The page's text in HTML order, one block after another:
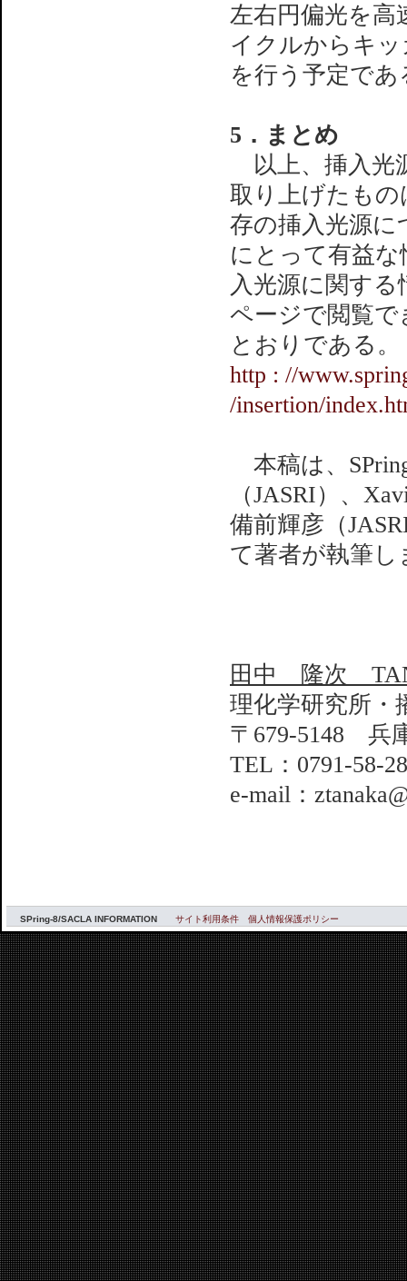
左右円偏光を高
イクルからキ
を行う予定であ
5．まとめ
以上、挿入光
取り上げたもの
存の挿入光源
にとって有益
入光源に関する
ページで閲覧
とおりである。
http : //
/insertion/
本稿は、
（JASRI）、
備前輝彦（
て著者が執筆し
田中 隆次
理化学研究所・
〒679-5148 兵
TEL：0791-58-
e-mail：
SPring-8/SACLA INFORMATION サイト利用条件 個人情報保護ポリシー